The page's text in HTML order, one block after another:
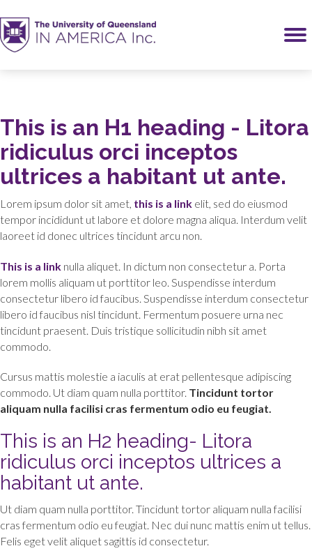
This is an H1 heading - Litora
ridiculus orci inceptos
ultrices a habitant ut ante.
Lorem ipsum dolor sit amet, this is a link elit, sed do eiusmod
tempor incididunt ut labore et dolore magna aliqua. Interdum velit
laoreet id donec ultrices tincidunt arcu non.
This is a link nulla aliquet. In dictum non consectetur a. Porta
lorem mollis aliquam ut porttitor leo. Suspendisse interdum
consectetur libero id faucibus. Suspendisse interdum consectetur
libero id faucibus nisl tincidunt. Fermentum posuere urna nec
tincidunt praesent. Duis tristique sollicitudin nibh sit amet
commodo.
Cursus mattis molestie a iaculis at erat pellentesque adipiscing
commodo. Ut diam quam nulla porttitor. Tincidunt tortor
aliquam nulla facilisi cras fermentum odio eu feugiat.
This is an H2 heading- Litora
ridiculus orci inceptos ultrices a
habitant ut ante.
Ut diam quam nulla porttitor. Tincidunt tortor aliquam nulla facilisi
cras fermentum odio eu feugiat. Nec dui nunc mattis enim ut tellus.
Felis eget velit aliquet sagittis id consectetur.